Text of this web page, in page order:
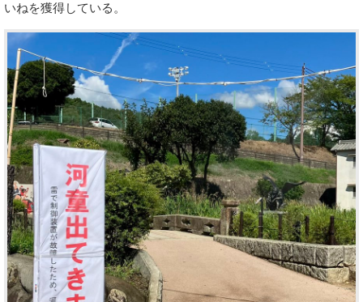
いねを獲得している。